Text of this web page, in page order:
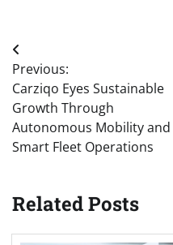
Post
navigation
Previous:
Carziqo Eyes Sustainable
Growth Through
Autonomous Mobility and
Smart Fleet Operations
Related Posts